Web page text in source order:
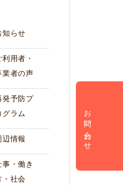
知らせ
利用者・
業者の声
発予防プ
グラム
辺情報
事・働き
・社会
お問い合わせ